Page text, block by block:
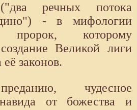
речных потока
- в мифологии
которому
Великой лиги
её законов.
чудесное
от божества и